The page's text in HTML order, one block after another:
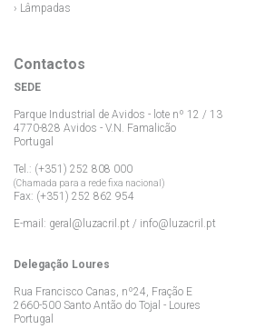
› Lâmpadas
Contactos
SEDE
Parque Industrial de Avidos - lote nº 12 / 13
4770-828 Avidos - V.N. Famalicão
Portugal
Tel.: (+351) 252 808 000
(Chamada para a rede fixa nacional)
Fax: (+351) 252 862 954
E-mail: geral@luzacril.pt / info@luzacril.pt
Delegação Loures
Rua Francisco Canas, nº24, Fração E
2660-500 Santo Antão do Tojal - Loures
Portugal